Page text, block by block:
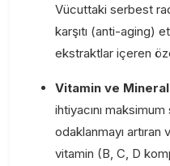
Vücuttaki serbest
karşıtı (anti-aging)
ekstraktlar içeren
Vitamin ve
ihtiyacını
odaklanmayı artıran
vitamin (B, C, D